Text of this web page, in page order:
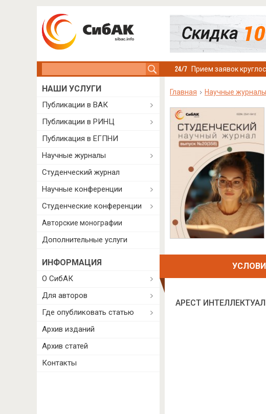
Прием заявок
Главная Научные журналы
АРЕСТ
НАШИ УСЛУГИ
Публикации в ВАК
Публикации в РИНЦ
Публикация в ЕГПНИ
Научные журналы
Студенческий журнал
Научные конференции
Студенческие конференции
Авторские монографии
Дополнительные услуги
ИНФОРМАЦИЯ
О СибАК
Для авторов
Где опубликовать статью
Архив изданий
Архив статей
Контакты